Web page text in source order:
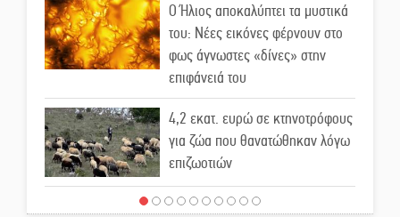
Ο Ήλιος αποκαλύπτει τα μυστικά
του: Νέες εικόνες φέρνουν στο
φως άγνωστες «δίνες» στην
επιφάνειά του
4,2 εκατ. ευρώ σε κτηνοτρόφους
για ζώα που θανατώθηκαν λόγω
επιζωοτιών
Η ψυχολογία της ανατροπής στο